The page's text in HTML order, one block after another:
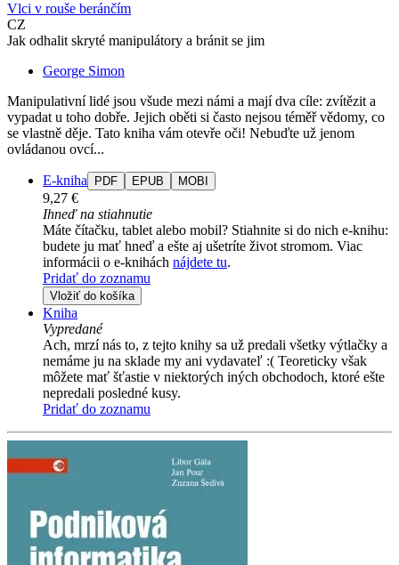
Vlci v rouše beránčím
CZ
Jak odhalit skryté manipulátory a bránit se jim
George Simon
Manipulativní lidé jsou všude mezi námi a mají dva cíle: zvítězit a
vypadat u toho dobře. Jejich oběti si často nejsou téměř vědomy, co
se vlastně děje. Tato kniha vám otevře oči! Nebuďte už jenom
ovládanou ovcí...
E-kniha PDF EPUB MOBI
9,27 €
Ihneď na stiahnutie
Máte čítačku, tablet alebo mobil? Stiahnite si do nich e-knihu:
budete ju mať hneď a ešte aj ušetríte život stromom. Viac
informácii o e-knihách nájdete tu.
Pridať do zoznamu
Vložiť do košíka
Kniha
Vypredané
Ach, mrzí nás to, z tejto knihy sa už predali všetky výtlačky a
nemáme ju na sklade my ani vydavateľ :( Teoreticky však
môžete mať šťastie v niektorých iných obchodoch, ktoré ešte
nepredali posledné kusy.
Pridať do zoznamu